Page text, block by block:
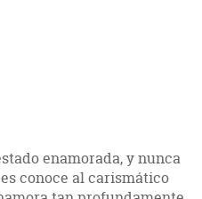
enamorada, y nunca
conoce al carismático